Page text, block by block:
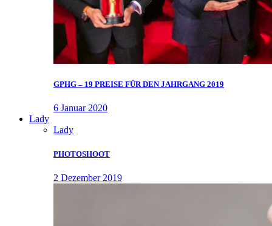
GPHG – 19 PREISE FÜR DEN JAHRGANG 2019
6 Januar 2020
Lady
Lady
PHOTOSHOOT
2 Dezember 2019